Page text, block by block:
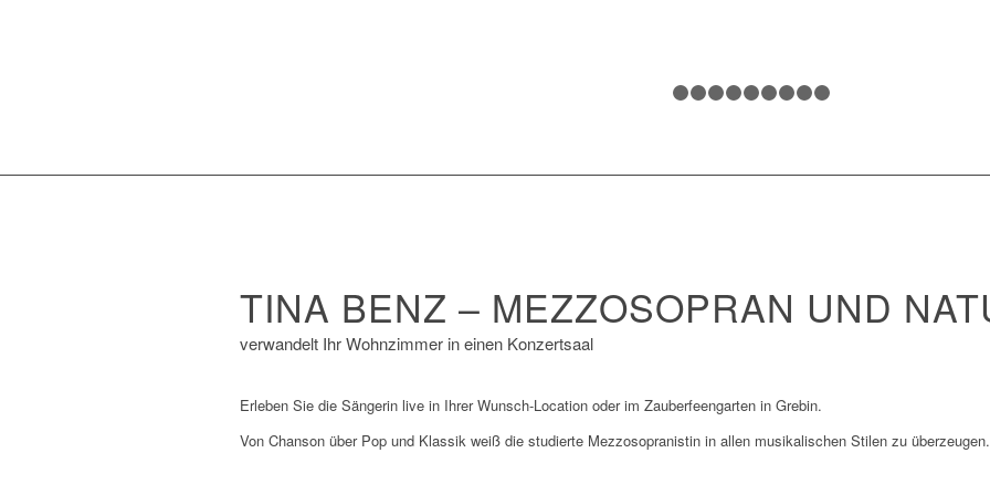
1 2 3 4
TINA BENZ – MEZZOSOPRAN UND
verwandelt Ihr Wohnzimmer in einen Konzertsaal
Erleben Sie die Sängerin live in Ihrer Wunsch-Location oder im Zauberfeengarten in Grebin.
Von Chanson über Pop und Klassik weiß die studierte Mezzosopranistin in allen musikalischen Stilen zu überzeugen.